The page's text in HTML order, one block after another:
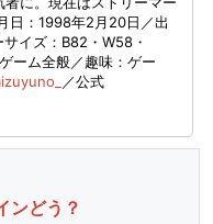
日：1998年2月20日／出
イズ：B82・W58・
ーム全般／趣味：ゲー
／公式
ンどう？